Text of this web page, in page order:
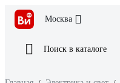
Москва
Поиск в каталоге